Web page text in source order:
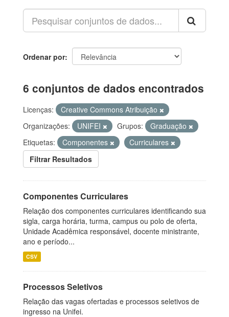
Ordenar por
6 conjuntos de dados encontrados
Licenças:
Creative Commons Atribuição
Organizações:
UNIFEI Grupos:
Graduação
Etiquetas:
Componentes
Curriculares
Filtrar Resultados
Componentes Curriculares
Relação dos componentes curriculares identificando sua
sigla, carga horária, turma, campus ou polo de oferta,
Unidade Acadêmica responsável, docente ministrante,
ano e período...
CSV
Processos Seletivos
Relação das vagas ofertadas e processos seletivos de
ingresso na Unifei.